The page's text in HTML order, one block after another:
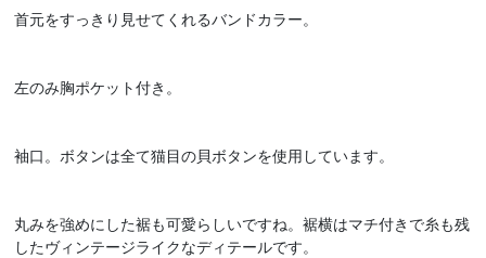
首元をすっきり見せてくれるバンドカラー。
左のみ胸ポケット付き。
袖口。ボタンは全て猫目の貝ボタンを使用しています。
丸みを強めにした裾も可愛らしいですね。裾横はマチ付きで糸も残
したヴィンテージライクなディテールです。